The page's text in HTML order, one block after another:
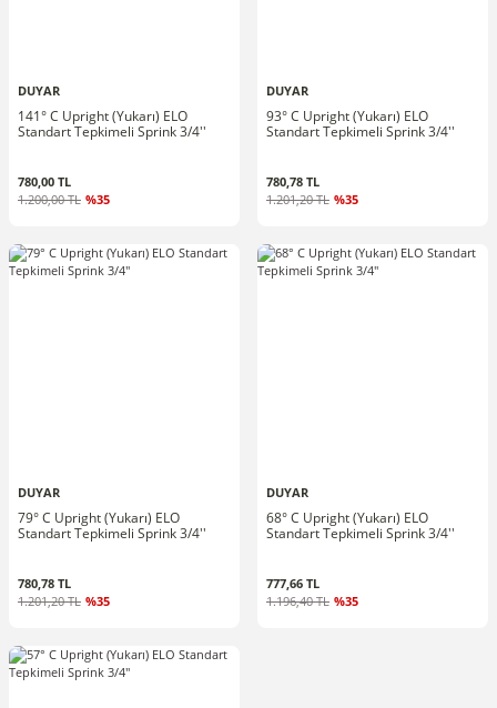
DUYAR
141° C Upright (Yukarı) ELO
Standart Tepkimeli Sprink 3/4''
780,00 TL
1.200,00 TL %35
DUYAR
93° C Upright (Yukarı) ELO
Standart Tepkimeli Sprink 3/4''
780,78 TL
1.201,20 TL %35
DUYAR
79° C Upright (Yukarı) ELO
Standart Tepkimeli Sprink 3/4''
780,78 TL
1.201,20 TL %35
DUYAR
68° C Upright (Yukarı) ELO
Standart Tepkimeli Sprink 3/4''
777,66 TL
1.196,40 TL %35